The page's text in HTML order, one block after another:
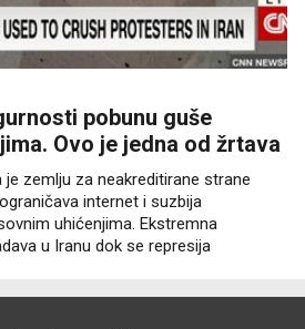
pobunu guše
Ovo je jedna od žrtava
je zemlju za neakreditirane strane
internet i suzbija
uhićenjima. Ekstremna
u Iranu dok se represija